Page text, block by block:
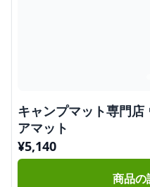
キャンプマット専門
アマット
¥5,140
商品の